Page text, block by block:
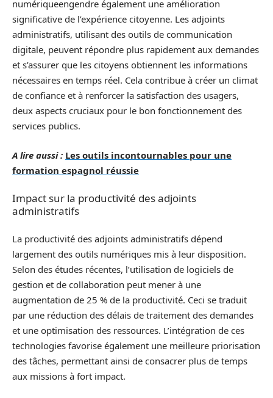
numériqueengendre également une amélioration
significative de l’expérience citoyenne. Les adjoints
administratifs, utilisant des outils de communication
digitale, peuvent répondre plus rapidement aux demandes
et s’assurer que les citoyens obtiennent les informations
nécessaires en temps réel. Cela contribue à créer un climat
de confiance et à renforcer la satisfaction des usagers,
deux aspects cruciaux pour le bon fonctionnement des
services publics.
A lire aussi : Les outils incontournables pour une
formation espagnol réussie
Impact sur la productivité des adjoints
administratifs
La productivité des adjoints administratifs dépend
largement des outils numériques mis à leur disposition.
Selon des études récentes, l’utilisation de logiciels de
gestion et de collaboration peut mener à une
augmentation de 25 % de la productivité. Ceci se traduit
par une réduction des délais de traitement des demandes
et une optimisation des ressources. L’intégration de ces
technologies favorise également une meilleure priorisation
des tâches, permettant ainsi de consacrer plus de temps
aux missions à fort impact.